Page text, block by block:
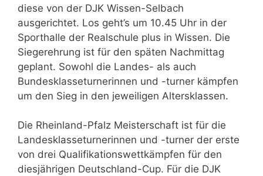
diese von der DJK Wissen-Selbach
ausgerichtet. Los geht’s um 10.45 Uhr in der
Sporthalle der Realschule plus in Wissen. Die
Siegerehrung ist für den späten Nachmittag
geplant. Sowohl die Landes- als auch
Bundesklasseturnerinnen und -turner kämpfen
um den Sieg in den jeweiligen Altersklassen.
Die Rheinland-Pfalz Meisterschaft ist für die
Landesklasseturnerinnen und -turner der erste
von drei Qualifikationswettkämpfen für den
diesjährigen Deutschland-Cup. Für die DJK